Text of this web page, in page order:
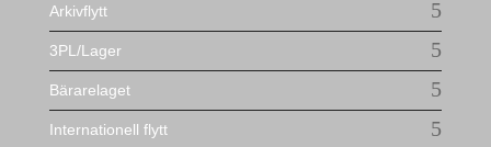
Arkivflytt
3PL/Lager
Bärarelaget
Internationell flytt